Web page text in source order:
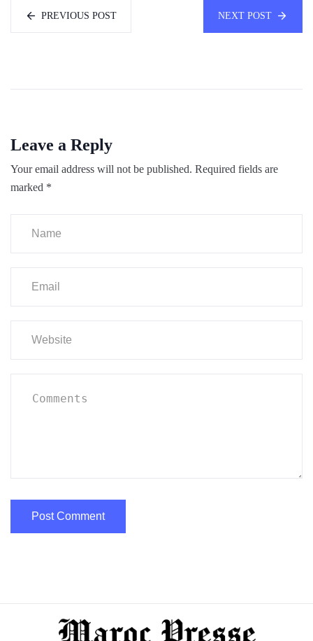
PREVIOUS POST NEXT POST
Leave a Reply
Your email address will not be published. Required fields are
marked *